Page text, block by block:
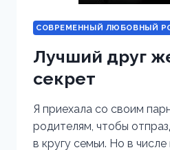
СОВРЕМЕННЫЙ ЛЮБОВНЫЙ
Лучший друг
секрет
Я приехала со своим
родителям, чтобы
в кругу семьи. Но в